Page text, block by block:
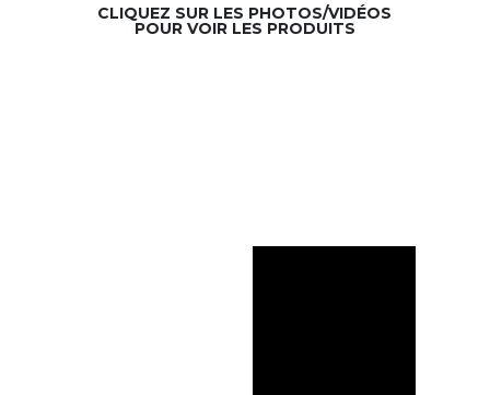
CLIQUEZ SUR LES PHOTOS/VIDÉOS
POUR VOIR LES PRODUITS